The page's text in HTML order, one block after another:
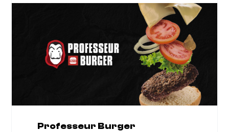
Professeur Burger